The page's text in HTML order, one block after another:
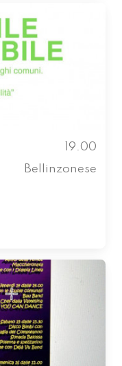
19.00
Bellinzonese